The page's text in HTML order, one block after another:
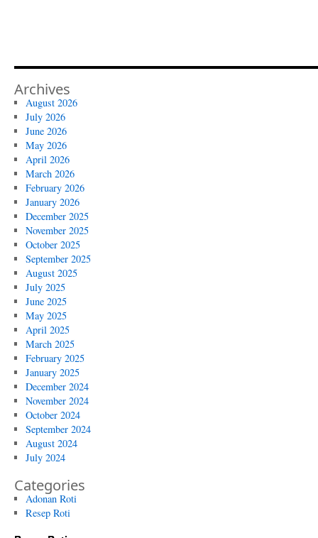
Archives
August 2026
July 2026
June 2026
May 2026
April 2026
March 2026
February 2026
January 2026
December 2025
November 2025
October 2025
September 2025
August 2025
July 2025
June 2025
May 2025
April 2025
March 2025
February 2025
January 2025
December 2024
November 2024
October 2024
September 2024
August 2024
July 2024
Categories
Adonan Roti
Resep Roti